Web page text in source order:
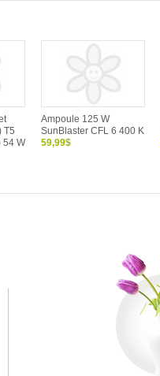
T5
54 W
Ampoule 125 W
SunBlaster CFL 6 400 K
59,99$